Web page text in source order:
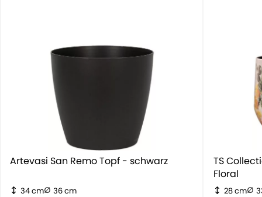
Artevasi San Remo Topf - schwarz
34 cm 36 cm
TS
Floral
28 cm